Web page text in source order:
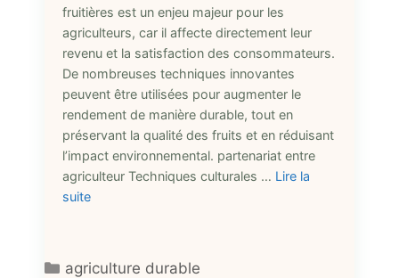
fruitières est un enjeu majeur pour les
agriculteurs, car il affecte directement leur
revenu et la satisfaction des consommateurs.
De nombreuses techniques innovantes
peuvent être utilisées pour augmenter le
rendement de manière durable, tout en
préservant la qualité des fruits et en réduisant
l’impact environnemental. partenariat entre
agriculteur Techniques culturales … Lire la
suite
Catégories
agriculture durable